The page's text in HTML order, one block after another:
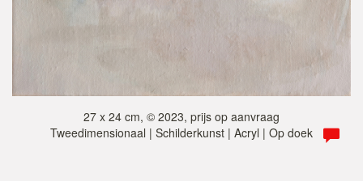
27 x 24 cm, © 2023, prijs op aanvraag
Tweedimensionaal | Schilderkunst | Acryl | Op doek